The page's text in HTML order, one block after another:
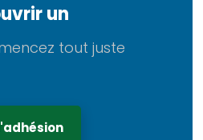
un
tout juste